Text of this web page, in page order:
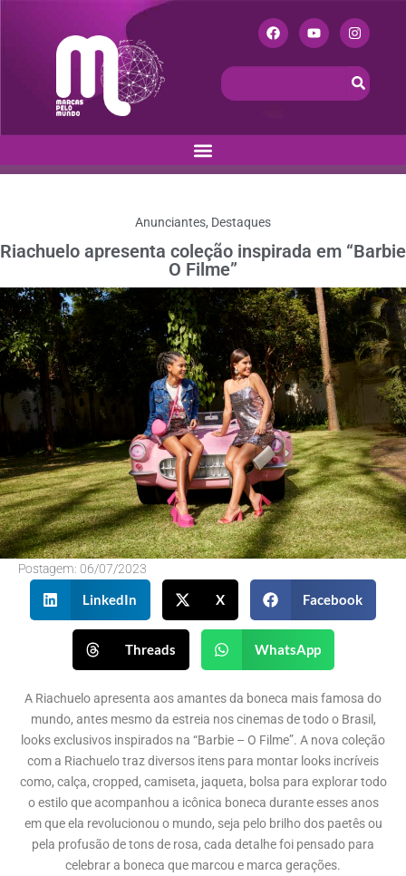
Anunciantes, Destaques
Riachuelo apresenta coleção inspirada em “Barbie
O Filme”
Postagem: 06/07/2023
LinkedIn X Facebook
Threads WhatsApp
A Riachuelo apresenta aos amantes da boneca mais famosa do
mundo, antes mesmo da estreia nos cinemas de todo o Brasil,
looks exclusivos inspirados na “Barbie – O Filme”. A nova coleção
com a Riachuelo traz diversos itens para montar looks incríveis
como, calça, cropped, camiseta, jaqueta, bolsa para explorar todo
o estilo que acompanhou a icônica boneca durante esses anos
em que ela revolucionou o mundo, seja pelo brilho dos paetês ou
pela profusão de tons de rosa, cada detalhe foi pensado para
celebrar a boneca que marcou e marca gerações.